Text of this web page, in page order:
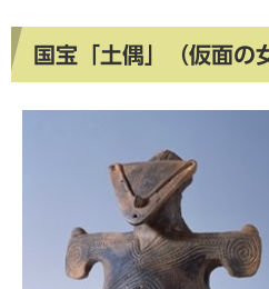
国宝「土偶」（仮面の